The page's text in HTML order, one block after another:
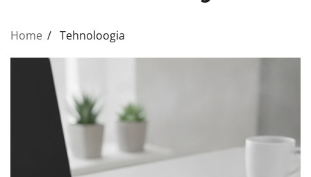
Home Tehnoloogia